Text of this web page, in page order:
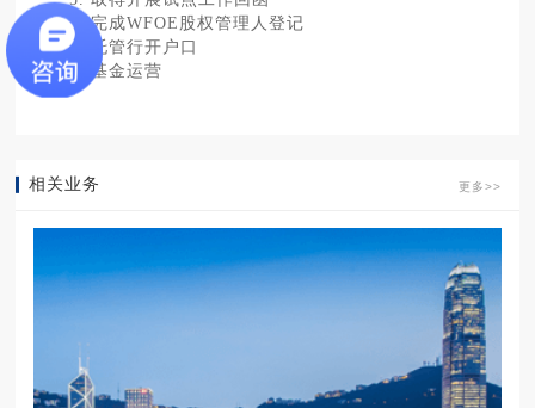
6. 完成WFOE股权管理人登记
7. 托管行开户口
8. 基金运营
相关业务 更多>>